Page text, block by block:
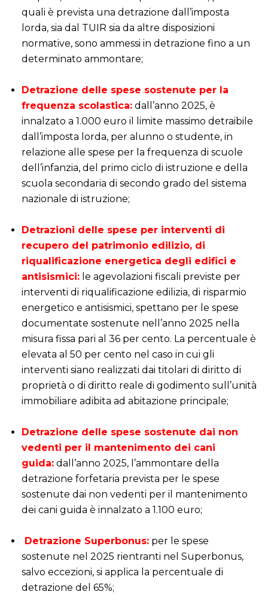
quali è prevista una detrazione dall’imposta
lorda, sia dal TUIR sia da altre disposizioni
normative, sono ammessi in detrazione fino a un
determinato ammontare;
Detrazione delle spese sostenute per la
frequenza scolastica: dall’anno 2025, è
innalzato a 1.000 euro il limite massimo detraibile
dall’imposta lorda, per alunno o studente, in
relazione alle spese per la frequenza di scuole
dell’infanzia, del primo ciclo di istruzione e della
scuola secondaria di secondo grado del sistema
nazionale di istruzione;
Detrazioni delle spese per interventi di
recupero del patrimonio edilizio, di
riqualificazione energetica degli edifici e
antisismici: le agevolazioni fiscali previste per
interventi di riqualificazione edilizia, di risparmio
energetico e antisismici, spettano per le spese
documentate sostenute nell’anno 2025 nella
misura fissa pari al 36 per cento. La percentuale è
elevata al 50 per cento nel caso in cui gli
interventi siano realizzati dai titolari di diritto di
proprietà o di diritto reale di godimento sull’unità
immobiliare adibita ad abitazione principale;
Detrazione delle spese sostenute dai non
vedenti per il mantenimento dei cani
guida: dall’anno 2025, l’ammontare della
detrazione forfetaria prevista per le spese
sostenute dai non vedenti per il mantenimento
dei cani guida è innalzato a 1.100 euro;
Detrazione Superbonus: per le spese
sostenute nel 2025 rientranti nel Superbonus,
salvo eccezioni, si applica la percentuale di
detrazione del 65%;